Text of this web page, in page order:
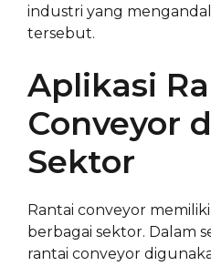
industri yang
tersebut.
Aplikasi
Conveyor
Sektor
Rantai conveyor
berbagai sektor. Dalam
rantai conveyor